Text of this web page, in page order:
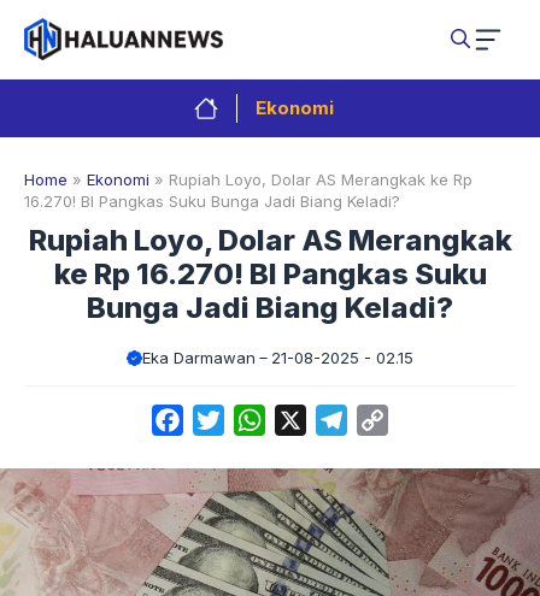
Langsung
isi
Ekonomi
Home » Ekonomi » Rupiah Loyo, Dolar AS Merangkak ke Rp
16.270! BI Pangkas Suku Bunga Jadi Biang Keladi?
Rupiah Loyo, Dolar AS Merangkak
ke Rp 16.270! BI Pangkas Suku
Bunga Jadi Biang Keladi?
Eka Darmawan 21-08-2025 - 02.15
FacebookTwitterWhatsApp Telegram